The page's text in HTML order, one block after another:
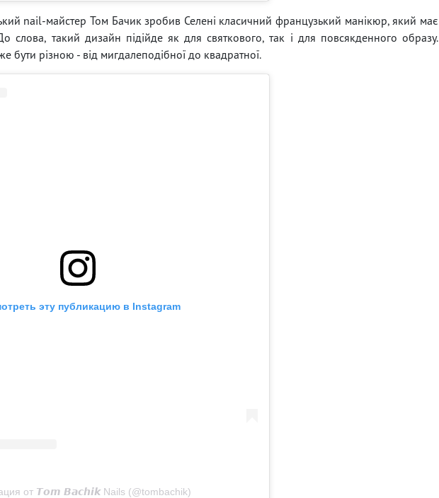
nail-майстер Том Бачик зробив Селені класичний французький манікюр, який має
слова, такий дизайн підійде як для святкового, так і для повсякденного образу.
бути різною - від мигдалеподібної до квадратної.
эту публикацию в Instagram
от 𝙏𝙤𝙢 𝘽𝙖𝙘𝙝𝙞𝙠 Nails (@tombachik)